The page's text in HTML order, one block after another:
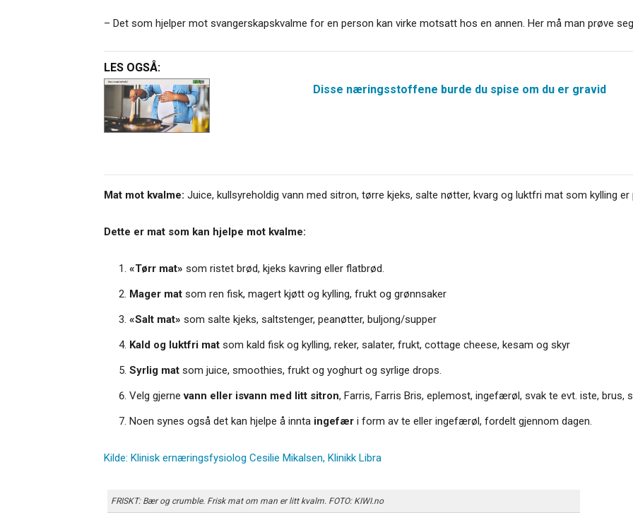
– Det som hjelper mot svangerskapskvalme for en person kan virke motsatt hos en annen. Her må man prøve
LES OGSÅ:
Disse næringsstoffene burde du spise om du er gravid
Mat mot kvalme: Juice, kullsyreholdig vann med sitron, tørre kjeks, salte nøtter, kvarg og luktfri mat som kylling
Dette er mat som kan hjelpe mot kvalme:
«Tørr mat» som ristet brød, kjeks kavring eller flatbrød.
Mager mat som ren fisk, magert kjøtt og kylling, frukt og grønnsaker
«Salt mat» som salte kjeks, saltstenger, peanøtter, buljong/supper
Kald og luktfri mat som kald fisk og kylling, reker, salater, frukt, cottage cheese, kesam og skyr
Syrlig mat som juice, smoothies, frukt og yoghurt og syrlige drops.
Velg gjernevann eller isvann med litt sitron, Farris, Farris Bris, eplemost, ingefærøl, svak te evt. iste, brus,
Noen synes også det kan hjelpe å innta ingefær i form av te eller ingefærøl, fordelt gjennom dagen.
Kilde: Klinisk ernæringsfysiolog Cesilie Mikalsen, Klinikk Libra
FRISKT: Bær og crumble. Frisk mat om man er litt kvalm. FOTO: KIWI.no